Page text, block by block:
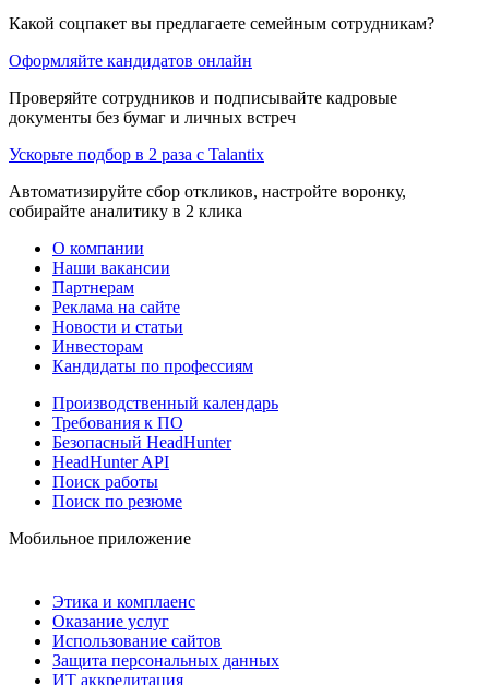
Какой соцпакет вы предлагаете семейным сотрудникам?
Оформляйте кандидатов онлайн
Проверяйте сотрудников и подписывайте кадровые
документы без бумаг и личных встреч
Ускорьте подбор в 2 раза с Talantix
Автоматизируйте сбор откликов, настройте воронку,
собирайте аналитику в 2 клика
О компании
Наши вакансии
Партнерам
Реклама на сайте
Новости и статьи
Инвесторам
Кандидаты по профессиям
Производственный календарь
Требования к ПО
Безопасный HeadHunter
HeadHunter API
Поиск работы
Поиск по резюме
Мобильное приложение
Этика и комплаенс
Оказание услуг
Использование сайтов
Защита персональных данных
ИТ аккредитация